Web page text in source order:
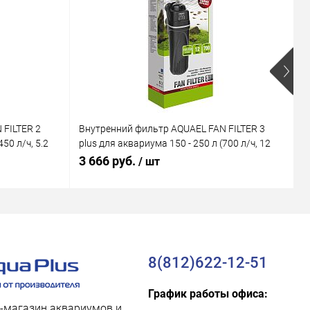
2
л/ч, 5.2
Внутренний фильтр AQUAEL FAN FILTER 3
plus для аквариума 150 - 250 л (700 л/ч, 12
Вт)
3 666 руб. / шт
8(812)622-12-51
График работы офиса: